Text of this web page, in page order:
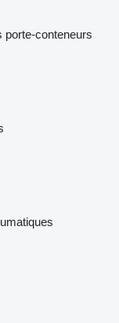
porte-conteneurs